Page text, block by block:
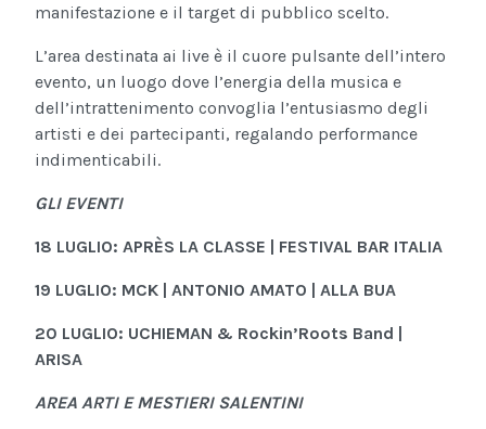
manifestazione e il target di pubblico scelto.
L’area destinata ai live è il cuore pulsante dell’intero
evento, un luogo dove l’energia della musica e
dell’intrattenimento convoglia l’entusiasmo degli
artisti e dei partecipanti, regalando performance
indimenticabili.
GLI EVENTI
18 LUGLIO: APRÈS LA CLASSE | FESTIVAL BAR ITALIA
19 LUGLIO: MCK | ANTONIO AMATO | ALLA BUA
20 LUGLIO: UCHIEMAN & Rockin’Roots Band |
ARISA
AREA ARTI E MESTIERI SALENTINI